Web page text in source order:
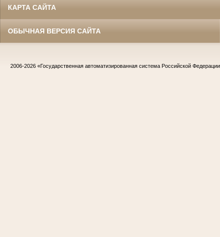
КАРТА САЙТА
ОБЫЧНАЯ ВЕРСИЯ САЙТА
2006-2026 «Государственная автоматизированная система Российской